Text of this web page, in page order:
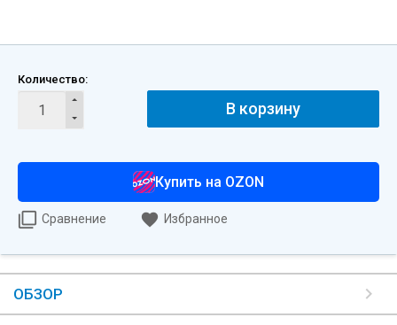
Количество:
В корзину
Купить на OZON
Сравнение Избранное
ОБЗОР